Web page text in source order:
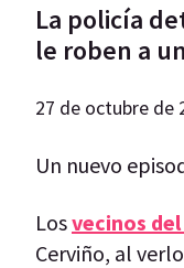
La policía
le roben a
27 de octubre de
Un nuevo
Losvecinos
Cerviño, al